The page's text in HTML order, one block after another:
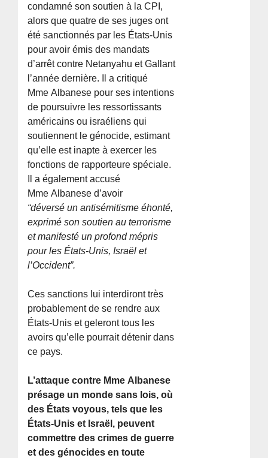
condamné son soutien à la CPI,
alors que quatre de ses juges ont
été sanctionnés par les États-Unis
pour avoir émis des mandats
d’arrêt contre Netanyahu et Gallant
l’année dernière. Il a critiqué
Mme Albanese pour ses intentions
de poursuivre les ressortissants
américains ou israéliens qui
soutiennent le génocide, estimant
qu’elle est inapte à exercer les
fonctions de rapporteure spéciale.
Il a également accusé
Mme Albanese d’avoir
“déversé un antisémitisme éhonté,
exprimé son soutien au terrorisme
et manifesté un profond mépris
pour les États-Unis, Israël et
l’Occident”.
Ces sanctions lui interdiront très
probablement de se rendre aux
États-Unis et geleront tous les
avoirs qu’elle pourrait détenir dans
ce pays.
L’attaque contre Mme Albanese
présage un monde sans lois, où
des États voyous, tels que les
États-Unis et Israël, peuvent
commettre des crimes de guerre
et des génocides en toute